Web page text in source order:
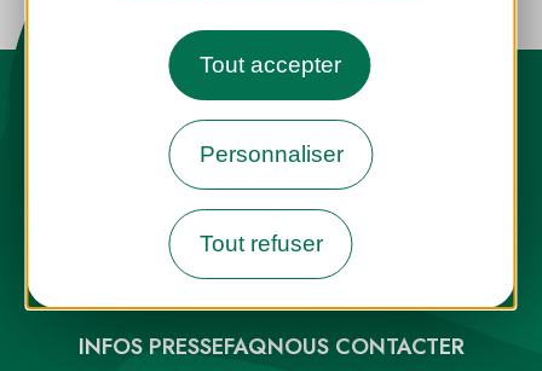
Tout accepter
Personnaliser
Tout refuser
Destination Parcs, de l’inspiration en
toute saison
INFOS PRESSEFAQNOUS CONTACTER